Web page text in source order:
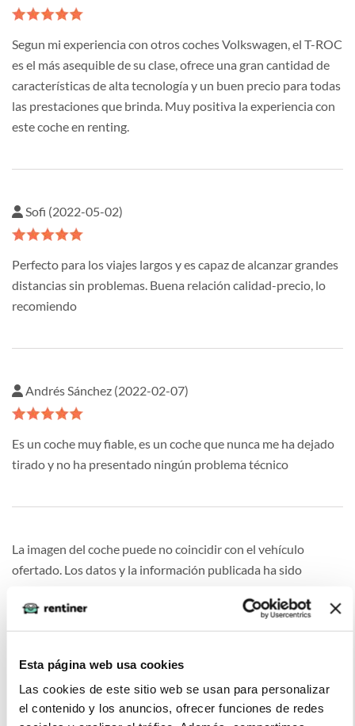
Esta página web usa cookies
Las cookies de este sitio web se usan para personalizar
el contenido y los anuncios, ofrecer funciones de redes
Segun mi experiencia con otros coches Volkswagen, el T-ROC
es el más asequible de su clase, ofrece una gran cantidad de
características de alta tecnología y un buen precio para todas
las prestaciones que brinda. Muy positiva la experiencia con
este coche en renting.
Sofi (2022-05-02)
Perfecto para los viajes largos y es capaz de alcanzar grandes
distancias sin problemas. Buena relación calidad-precio, lo
recomiendo
Andrés Sánchez (2022-02-07)
Es un coche muy fiable, es un coche que nunca me ha dejado
tirado y no ha presentado ningún problema técnico
La imagen del coche puede no coincidir con el vehículo
ofertado. Los datos y la información publicada ha sido
efectos informativos no contractuales.
Otras ofertas de VOLKSWAGEN T-